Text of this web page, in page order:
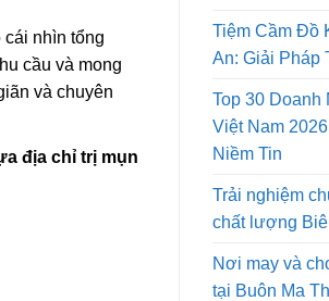
nhìn tổng
cầu và mong
và chuyên
địa chỉ trị mụn
Tiệm Cầm Đồ
An: Giải Pháp
Top 30 Doanh
Việt Nam
Niềm Tin
Trải nghiệm
chất lượng
Nơi may và
tại Buôn Ma